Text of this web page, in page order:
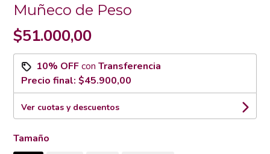
Muñeco de Peso
$51.000,00
10% OFFconTransferencia
Precio final:$45.900,00
Ver cuotas y descuentos
Tamaño